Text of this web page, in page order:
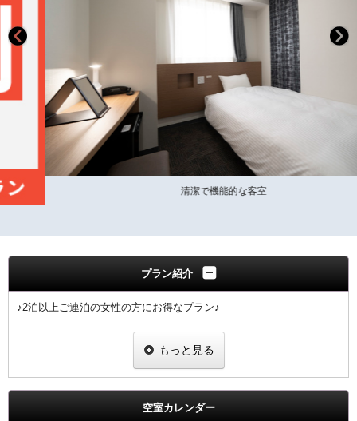
清潔で機能的な客室
プラン紹介
♪2泊以上ご連泊の女性の方にお得なプラン♪
※滞在中の客室清掃なしのプランです。（2泊以上からご予約可能な
※ご予定の変更により１泊のみのご利用になりました場合は通常料金
もっと見る
空室カレンダー